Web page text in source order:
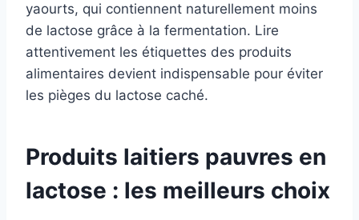
yaourts, qui contiennent naturellement moins
de lactose grâce à la fermentation. Lire
attentivement les étiquettes des produits
alimentaires devient indispensable pour éviter
les pièges du lactose caché.
Produits laitiers pauvres en
lactose : les meilleurs choix